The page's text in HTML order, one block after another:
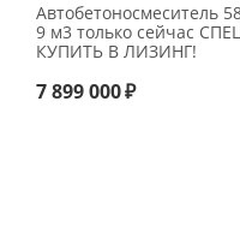
Автобетоносмеситель
9 м3 только сейчас
КУПИТЬ В ЛИЗИНГ!
7 899 000₽